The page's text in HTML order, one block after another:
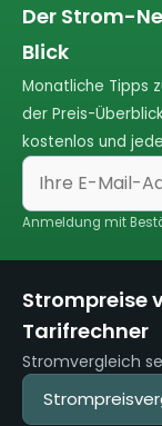
Der Strom-
Blick
Monatliche Tipps
der Preis-
kostenlos und
Anmeldung mit
Strompreise
Tarifrechner
Stromvergleich